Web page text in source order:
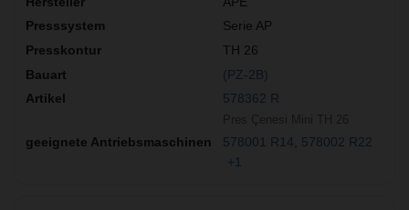
Serie AP
TH 26
(PZ-2B)
578362 R
578001 R14
578002 R22
+1